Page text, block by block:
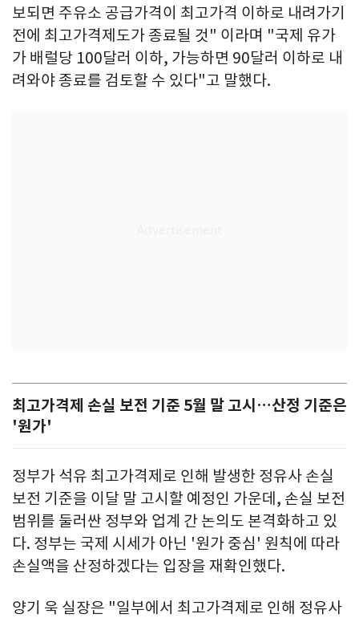
보되면 주유소 공급가격이 최고가격 이하로 내려가기
전에 최고가격제도가 종료될 것" 이라며 "국제 유가
가 배럴당 100달러 이하, 가능하면 90달러 이하로 내
려와야 종료를 검토할 수 있다"고 말했다.
최고가격제 손실 보전 기준 5월 말 고시…산정 기준은
'원가'
정부가 석유 최고가격제로 인해 발생한 정유사 손실
보전 기준을 이달 말 고시할 예정인 가운데, 손실 보전
범위를 둘러싼 정부와 업계 간 논의도 본격화하고 있
다. 정부는 국제 시세가 아닌 '원가 중심' 원칙에 따라
손실액을 산정하겠다는 입장을 재확인했다.
양기 욱 실장은 "일부에서 최고가격제로 인해 정유사